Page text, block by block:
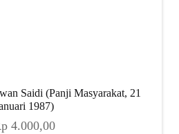
Saidi (Panji Masyarakat, 21
1987)
4.000,00